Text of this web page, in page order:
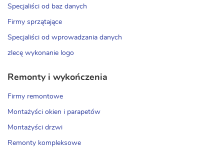
Specjaliści od baz danych
Firmy sprzątające
Specjaliści od wprowadzania danych
zlecę wykonanie logo
Remonty i wykończenia
Firmy remontowe
Montażyści okien i parapetów
Montażyści drzwi
Remonty kompleksowe